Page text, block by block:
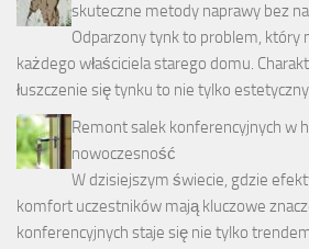
skuteczne metody naprawy bez
Odparzony tynk to problem, który
każdego właściciela starego domu.
łuszczenie się tynku to nie tylko
Remont salek konferencyjnych w
nowoczesność
W dzisiejszym świecie, gdzie
komfort uczestników mają kluczowe
konferencyjnych staje się nie tylko